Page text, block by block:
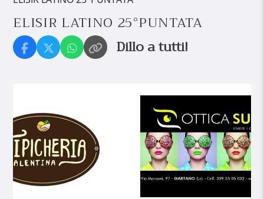
ELISIR LATINO 25°PUNTATA
Dillo a tutti!